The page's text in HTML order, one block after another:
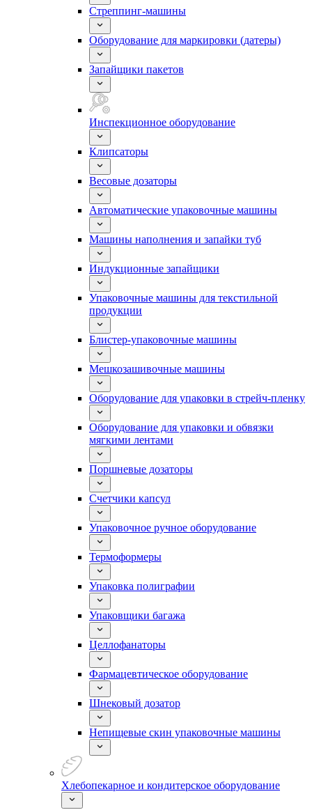
Стреппинг-машины
Оборудование для маркировки (датеры)
Запайщики пакетов
Инспекционное оборудование
Клипсаторы
Весовые дозаторы
Автоматические упаковочные машины
Машины наполнения и запайки туб
Индукционные запайщики
Упаковочные машины для текстильной
продукции
Блистер-упаковочные машины
Мешкозашивочные машины
Оборудование для упаковки в стрейч-пленку
Оборудование для упаковки и обвязки
мягкими лентами
Поршневые дозаторы
Счетчики капсул
Упаковочное ручное оборудование
Термоформеры
Упаковка полиграфии
Упаковщики багажа
Целлофанаторы
Фармацевтическое оборудование
Шнековый дозатор
Непищевые скин упаковочные машины
Хлебопекарное и кондитерское оборудование